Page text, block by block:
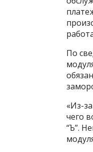
По
«Из-
чего
“Ъ”.